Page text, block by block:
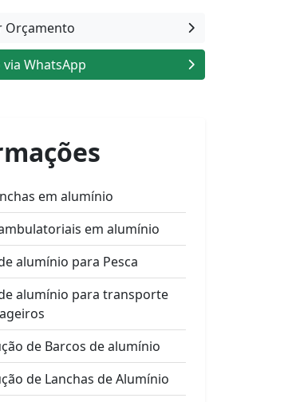
Orçamento
WhatsApp
em alumínio
em alumínio
alumínio para Pesca
alumínio para transporte
de Barcos de alumínio
de Lanchas de Alumínio